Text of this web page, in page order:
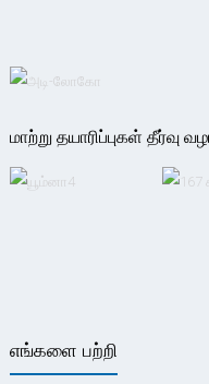
மாற்று தயாரிப்புகள் தீர்வு
எங்களை பற்றி